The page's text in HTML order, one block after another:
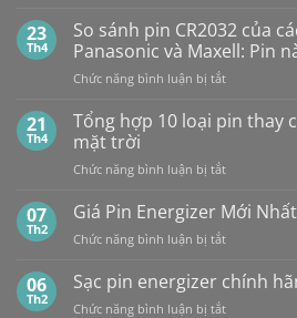
Vỉ
10
Viên
PHÂN
PHỐI,
ĐẠI
LÝ
SỈ
TẠI
NỘI
TP.HCM:
TÍN,
CHIẾT
23
Th4
So sánh pin CR2032 của
Panasonic và Maxell: Pin
Chức năng bình luận bị tắtở
sánh
pin
của
hãng:
Panasonic
Maxell:
21
Th4
Tổng hợp 10 loại pin thay
mặt trời
Chức năng bình luận bị tắtở
hợp
10
loại
thay
07
Th2
Giá Pin Energizer Mới Nhất
Chức năng bình luận bị tắtở
Pin
Energizer
Mới
06
Th2
Sạc pin energizer chính
Chức năng bình luận bị tắtở